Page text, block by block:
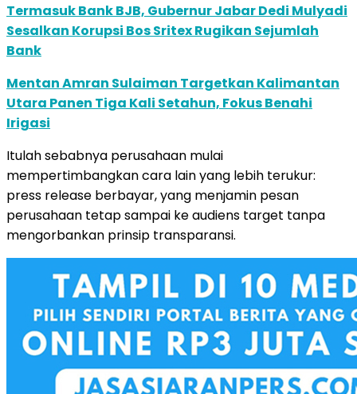
Termasuk Bank BJB, Gubernur Jabar Dedi Mulyadi
Sesalkan Korupsi Bos Sritex Rugikan Sejumlah
Bank
Mentan Amran Sulaiman Targetkan Kalimantan
Utara Panen Tiga Kali Setahun, Fokus Benahi
Irigasi
Itulah sebabnya perusahaan mulai
mempertimbangkan cara lain yang lebih terukur:
press release berbayar, yang menjamin pesan
perusahaan tetap sampai ke audiens target tanpa
mengorbankan prinsip transparansi.